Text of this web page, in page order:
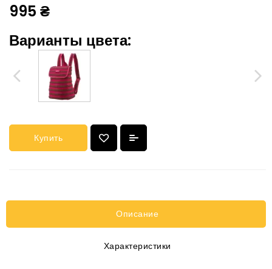
995 ₴
Варианты цвета:
Купить
Описание
Характеристики